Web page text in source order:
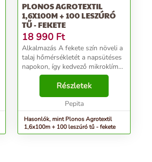
PLONOS AGROTEXTIL
1,6X100M + 100 LESZÚRÓ
TŰ - FEKETE
18 990 Ft
Alkalmazás A fekete szín növeli a
talaj hőmérsékletét a napsütéses
napokon, így kedvező mikroklímát
teremt a növények körül. A
melegebb talaj serkenti a
gyökérzet fejlődését, ami
nagymértékben erősíti...
Részletek
Pepita
Hasonlók, mint Plonos Agrotextil
1,6x100m + 100 leszúró tű - fekete